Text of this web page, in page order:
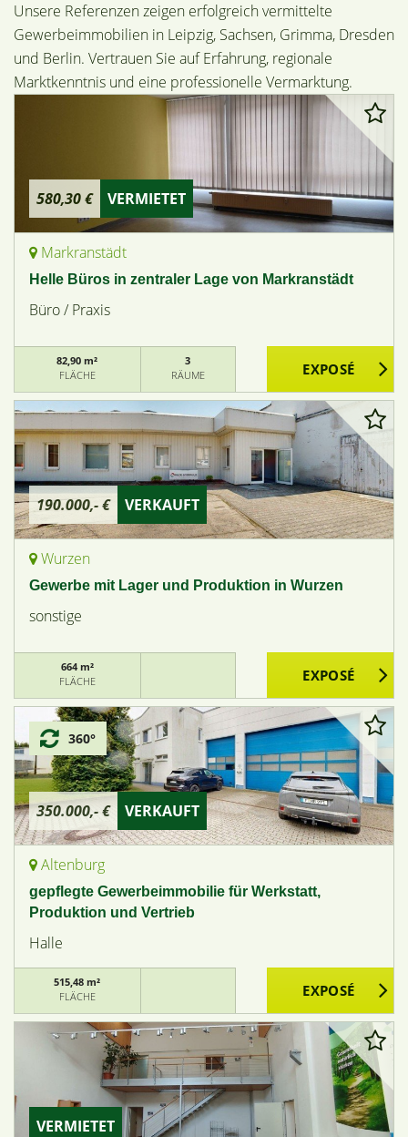
Unsere Referenzen zeigen erfolgreich vermittelte
Gewerbeimmobilien in Leipzig, Sachsen, Grimma, Dresden
und Berlin. Vertrauen Sie auf Erfahrung, regionale
Marktkenntnis und eine professionelle Vermarktung.
580,30 € VERMIETET
Markranstädt
Helle Büros in zentraler Lage von Markranstädt
Büro / Praxis
82,90 m²
FLÄCHE
3
RÄUME
190.000,- € VERKAUFT
Wurzen
Gewerbe mit Lager und Produktion in Wurzen
sonstige
664 m²
FLÄCHE
350.000,- € VERKAUFT
360°
Altenburg
gepflegte Gewerbeimmobilie für Werkstatt,
Produktion und Vertrieb
Halle
515,48 m²
FLÄCHE
VERMIETET